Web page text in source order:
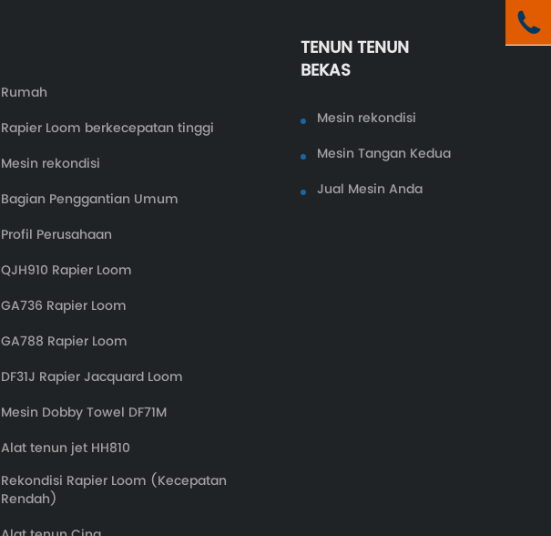
Rumah
Rapier Loom berkecepatan tinggi
Mesin rekondisi
Bagian Penggantian Umum
Profil Perusahaan
QJH910 Rapier Loom
GA736 Rapier Loom
GA788 Rapier Loom
DF31J Rapier Jacquard Loom
Mesin Dobby Towel DF71M
Alat tenun jet HH810
Rekondisi Rapier Loom (Kecepatan
Rendah)
TENUN TENUN
BEKAS
Mesin rekondisi
Mesin Tangan Kedua
Jual Mesin Anda
